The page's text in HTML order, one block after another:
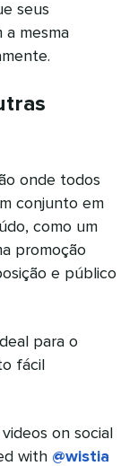
seus
a mesma
onde todos
conjunto em
como um
promoção
e público
para o
fácil
on social
with @wistia